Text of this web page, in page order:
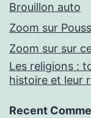
Brouillon auto
Zoom sur
Zoom sur sur
Les religions :
histoire et leur
Recent